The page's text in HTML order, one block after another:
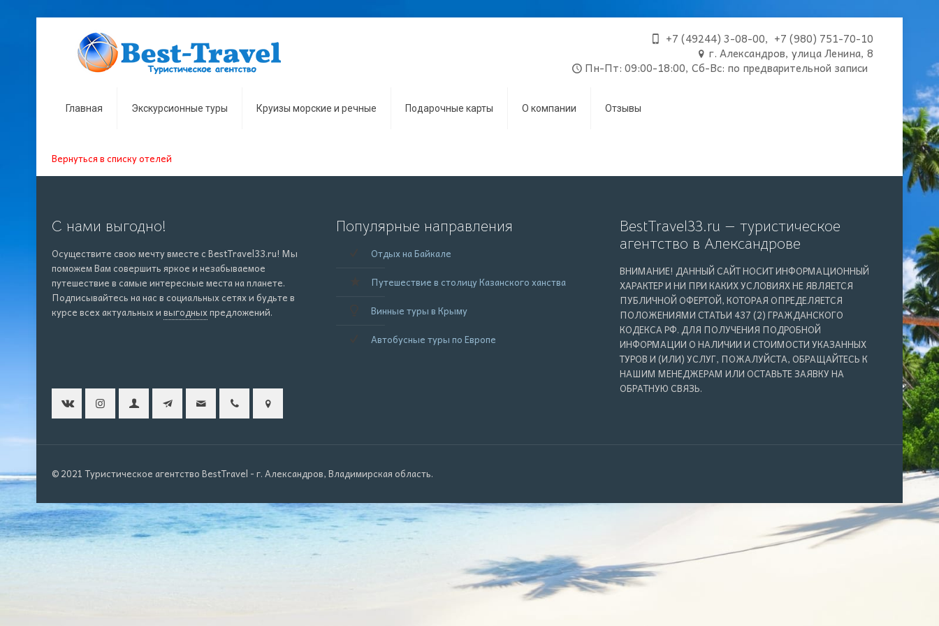
Главная Экскурсионные туры Круизы морские и речные Подарочные карты О компании Отзывы
+7 (49244) 3-08-00, +7 (980) 751-70-10
г. Александров, улица Ленина, 8
Пн-Пт: 09:00-18:00, Сб-Вс: по предварительной записи
Вернуться в списку отелей
С нами выгодно!
Осуществите свою мечту вместе с BestTravel33.ru! Мы
поможем Вам совершить яркое и незабываемое
путешествие в самые интересные места на планете.
Подписывайтесь на нас в социальных сетях и будьте в
курсе всех актуальных ивыгодныхпредложений.
Популярные направления
Отдых на Байкале
Путешествие в столицу Казанского ханства
Винные туры в Крыму
Автобусные туры по Европе
BestTravel33.ru — туристическое
агентство в Александрове
ВНИМАНИЕ! ДАННЫЙ САЙТ НОСИТ ИНФОРМАЦИОННЫЙ
ХАРАКТЕР И НИ ПРИ КАКИХ УСЛОВИЯХ НЕ ЯВЛЯЕТСЯ
ПУБЛИЧНОЙ ОФЕРТОЙ, КОТОРАЯ ОПРЕДЕЛЯЕТСЯ
ПОЛОЖЕНИЯМИ СТАТЬИ 437 (2) ГРАЖДАНСКОГО
КОДЕКСА РФ. ДЛЯ ПОЛУЧЕНИЯ ПОДРОБНОЙ
ИНФОРМАЦИИ О НАЛИЧИИ И СТОИМОСТИ УКАЗАННЫХ
ТУРОВ И (ИЛИ) УСЛУГ, ПОЖАЛУЙСТА, ОБРАЩАЙТЕСЬ К
НАШИМ МЕНЕДЖЕРАМ ИЛИ ОСТАВЬТЕ ЗАЯВКУ НА
ОБРАТНУЮ СВЯЗЬ.
© 2021 Туристическое агентство BestTravel - г. Александров, Владимирская область.